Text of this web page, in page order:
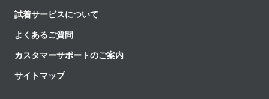
試着サービスについて
よくあるご質問
カスタマーサポートのご案内
サイトマップ